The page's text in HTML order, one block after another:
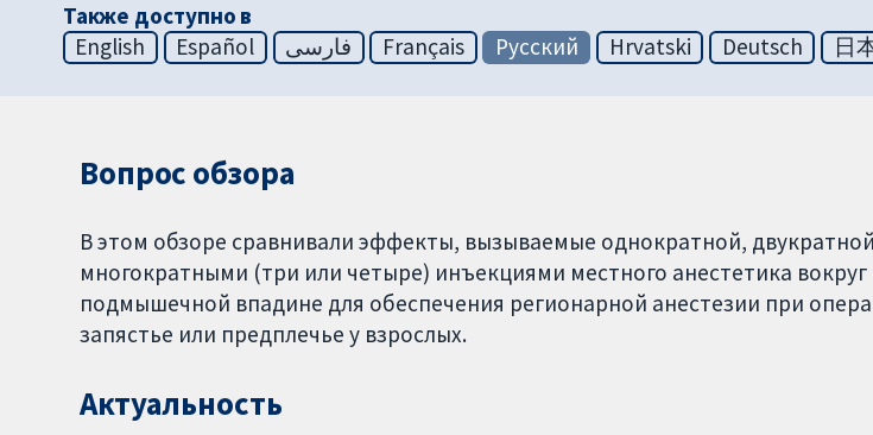
Также доступно в
English
Español فارسی Français Русский Hrvatski Deutsch 日
Вопрос обзора
В этом обзоре сравнивали эффекты, вызываемые однократной,
многократными (три или четыре) инъекциями местного анестетика вокруг
подмышечной впадине для обеспечения регионарной анестезии при
запястье или предплечье у взрослых.
Актуальность